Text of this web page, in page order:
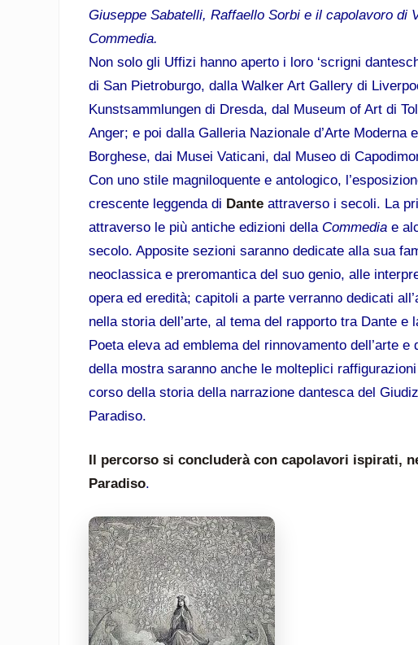
Giuseppe Sabatelli, Raffaello Sorbi e il capolavoro di
Commedia.
Non solo gli Uffizi hanno aperto i loro ‘scrigni
di San Pietroburgo, dalla Walker Art Gallery di
Kunstsammlungen di Dresda, dal Museum of Art di
Anger; e poi dalla Galleria Nazionale d’Arte Moderna
Borghese, dai Musei Vaticani, dal Museo di
Con uno stile magniloquente e antologico,
crescente leggenda di Dante attraverso i secoli. La
attraverso le più antiche edizioni della Commediae
secolo. Apposite sezioni saranno dedicate alla sua
neoclassica e preromantica del suo genio, alle
opera ed eredità; capitoli a parte verranno dedicati
nella storia dell’arte, al tema del rapporto tra Dante
Poeta eleva ad emblema del rinnovamento dell’arte
della mostra saranno anche le molteplici
corso della storia della narrazione dantesca del
Paradiso.
Il percorso si concluderà con capolavori ispirati,
Paradiso.